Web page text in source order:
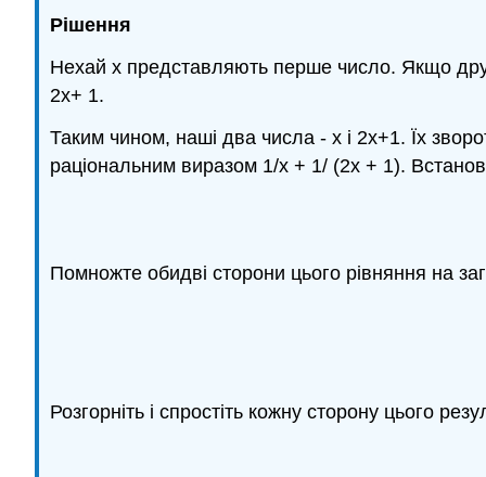
Рішення
Нехай x представляють перше число. Якщо
2х+ 1.
Таким чином, наші два числа - х і 2х+1. Їх
раціональним виразом 1/x + 1/ (2x + 1).
Помножте обидві сторони цього рівняння на
Розгорніть і спростіть кожну сторону цього